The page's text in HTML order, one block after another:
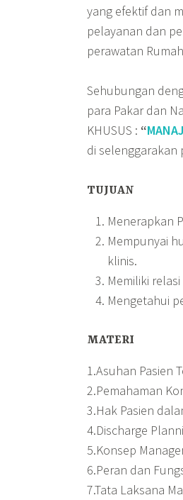
yang efektif dan
pelayanan dan
perawatan
Sehubungan
para Pakar dan
KHUSUS : “
di selenggarakan
TUJUAN
Menerapkan
Mempunyai
klinis.
Memiliki
Mengetahui
MATERI
1.Asuhan Pasien
2.Pemahaman
3.Hak Pasien
4.Discharge
5.Konsep
6.Peran dan
7.Tata Laksana